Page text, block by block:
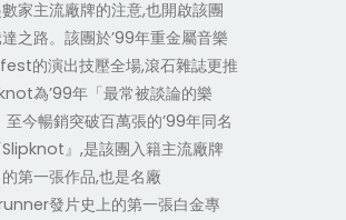
家主流廠牌的注意,也開啟該團
之路。該團於’99年重金屬音樂
的演出技壓全場,滾石雜誌更推
為’99年「最常被談論的樂
至今暢銷突破百萬張的’99年同名
』,是該團入籍主流廠牌
第一張作品,也是名廠
發片史上的第一張白金專